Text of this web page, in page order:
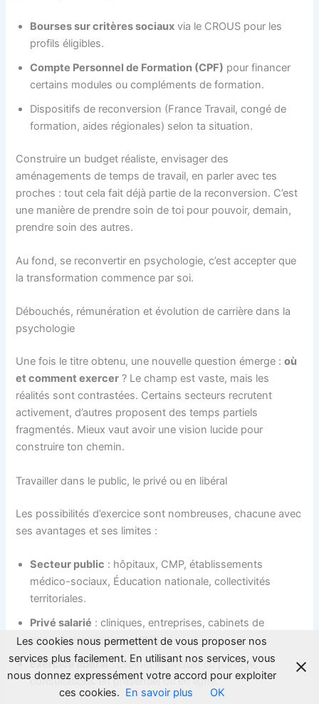
Bourses sur critères sociaux via le CROUS pour les
profils éligibles.
Compte Personnel de Formation (CPF) pour financer
certains modules ou compléments de formation.
Dispositifs de reconversion (France Travail, congé de
formation, aides régionales) selon ta situation.
Construire un budget réaliste, envisager des
aménagements de temps de travail, en parler avec tes
proches : tout cela fait déjà partie de la reconversion. C’est
une manière de prendre soin de toi pour pouvoir, demain,
prendre soin des autres.
Au fond, se reconvertir en psychologie, c’est accepter que
la transformation commence par soi.
Débouchés, rémunération et évolution de carrière dans la
psychologie
Une fois le titre obtenu, une nouvelle question émerge :où
et comment exercer ? Le champ est vaste, mais les
réalités sont contrastées. Certains secteurs recrutent
activement, d’autres proposent des temps partiels
fragmentés. Mieux vaut avoir une vision lucide pour
construire ton chemin.
Travailler dans le public, le privé ou en libéral
Les possibilités d’exercice sont nombreuses, chacune avec
ses avantages et ses limites :
Secteur public : hôpitaux, CMP, établissements
médico-sociaux, Éducation nationale, collectivités
territoriales.
Privé salarié : cliniques, entreprises, cabinets de
conseil, associations, ONG.
Exercice libéral: cabinet individuel ou partagé,
consultations en présentiel ou en ligne.
Les cookies nous permettent de vous proposer nos
services plus facilement. En utilisant nos services, vous
nous donnez expressément votre accord pour exploiter
ces cookies. En savoir plus OK